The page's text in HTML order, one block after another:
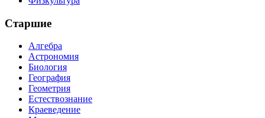
Старшие
Алгебра
Астрономия
Биология
География
Геометрия
Естествознание
Краеведение